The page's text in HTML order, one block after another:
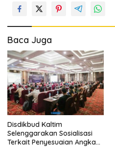
Baca Juga
Disdikbud Kaltim
Selenggarakan Sosialisasi
Terkait Penyesuaian Angka